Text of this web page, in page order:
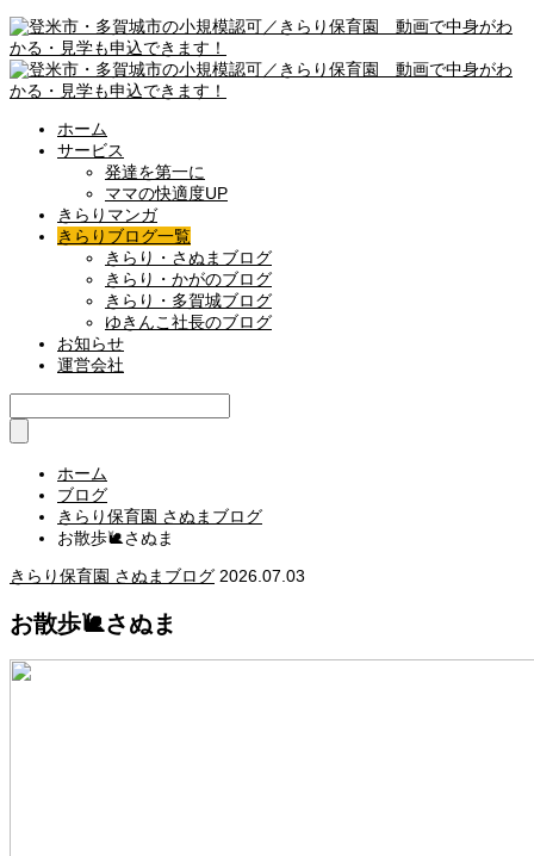
ホーム
サービス
発達を第一に
ママの快適度UP
きらりマンガ
きらりブログ一覧
きらり・さぬまブログ
きらり・かがのブログ
きらり・多賀城ブログ
ゆきんこ社長のブログ
お知らせ
運営会社
ホーム
ブログ
きらり保育園 さぬまブログ
お散歩🐌さぬま
きらり保育園 さぬまブログ 2026.07.03
お散歩🐌さぬま